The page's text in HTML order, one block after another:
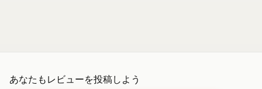
あなたもレビューを投稿しよう